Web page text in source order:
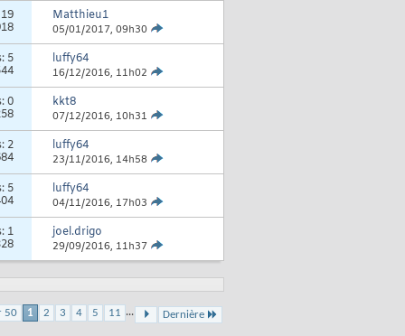
19
Matthieu1
05/01/2017, 09h30
5
luffy64
16/12/2016, 11h02
0
kkt8
07/12/2016, 10h31
2
luffy64
23/11/2016, 14h58
5
luffy64
04/11/2016, 17h03
1
joel.drigo
29/09/2016, 11h37
50 1 2 3 4 5 11 ... Dernière